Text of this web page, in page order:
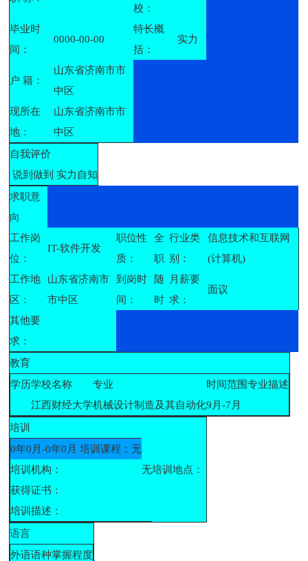
校：
毕业时
间：
0000-00-00
特长概
括：
实力
户 籍：
山东省济南市市
中区
现所在
地：
山东省济南市市
中区
自我评价
说到做到 实力自知
求职意
向
工作岗
位：
IT-软件开发
职位性
质：
全
职
行业类
别：
信息技术和互联网
(计算机)
工作地
区：
山东省济南市
市中区
到岗时
间：
随
时
月薪要
求：
面议
其他要
求：
教育
学历学校名称 专业 时间范围专业描述
江西财经大学机械设计制造及其自动化9月-7月
培训
0年0月-0年0月 培训课程：无
培训机构：
无培训地点：
获得证书：
培训描述：
语言
外语语种掌握程度